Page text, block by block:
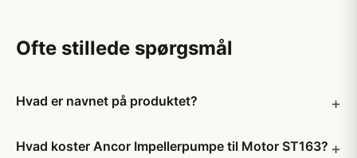
Ofte stillede spørgsmål
Hvad er navnet på produktet?
Hvad koster Ancor Impellerpumpe til Motor ST163?